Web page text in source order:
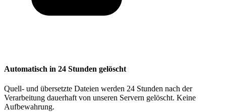
Automatisch in 24 Stunden gelöscht
Quell- und übersetzte Dateien werden 24 Stunden nach der
Verarbeitung dauerhaft von unseren Servern gelöscht. Keine
Aufbewahrung.